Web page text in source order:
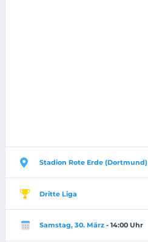
Stadion Rote Erde (Dortmund)
Dritte Liga
Samstag, 30. März - 14:00 Uhr